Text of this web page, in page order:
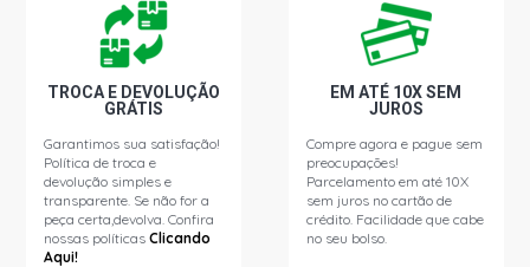
TROCA E DEVOLUÇÃO
GRÁTIS
Garantimos sua satisfação!
Política de troca e
devolução simples e
transparente. Se não for a
peça certa,devolva. Confira
nossas políticasClicando
Aqui!
EM ATÉ 10X SEM
JUROS
Compre agora e pague sem
preocupações!
Parcelamento em até 10X
sem juros no cartão de
crédito. Facilidade que cabe
no seu bolso.